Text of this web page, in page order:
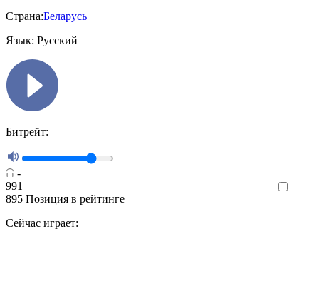
Страна:Беларусь
Язык: Русский
Битрейт:
-
991
895 Позиция в рейтинге
Сейчас играет: